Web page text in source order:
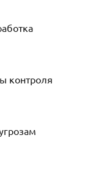
контроля